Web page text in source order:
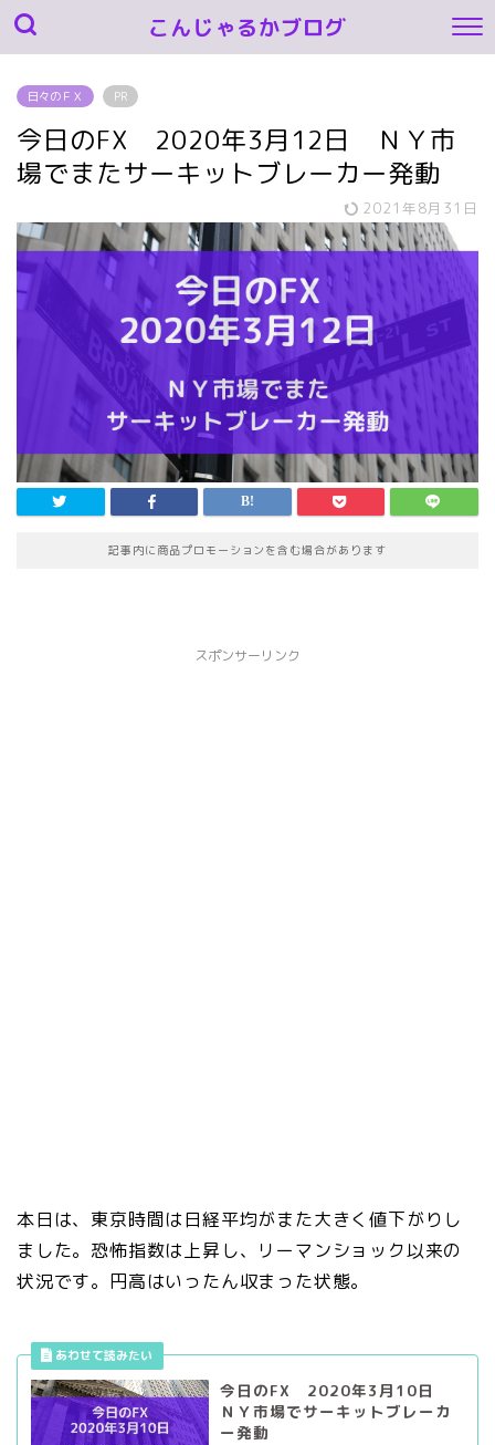
こんじゃるかブログ
日々のＦＸ PR
今日のFX 2020年3月12日 ＮＹ市
場でまたサーキットブレーカー発動
2021年8月31日
記事内に商品プロモーションを含む場合があります
スポンサーリンク
本日は、東京時間は日経平均がまた大きく値下がりし
ました。恐怖指数は上昇し、リーマンショック以来の
状況です。円高はいったん収まった状態。
今日のFX 2020年3月10日
ＮＹ市場でサーキットブレーカ
ー発動